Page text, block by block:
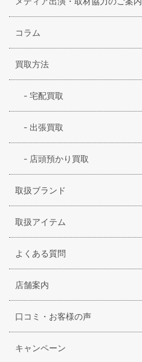
コラム
買取方法
- 宅配買取
- 出張買取
- 店頭預かり買取
取扱ブランド
取扱アイテム
よくある質問
店舗案内
口コミ・お客様の声
キャンペーン